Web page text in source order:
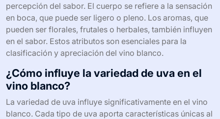
percepción del sabor. El cuerpo se refiere a la sensación
en boca, que puede ser ligero o pleno. Los aromas, que
pueden ser florales, frutales o herbales, también influyen
en el sabor. Estos atributos son esenciales para la
clasificación y apreciación del vino blanco.
¿Cómo influye la variedad de uva en el
vino blanco?
La variedad de uva influye significativamente en el vino
blanco. Cada tipo de uva aporta características únicas al